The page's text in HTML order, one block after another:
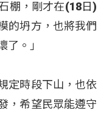
棚，剛才在(18日)
的坍方，也將我們
了。」
定時段下山，也依
，希望民眾能遵守